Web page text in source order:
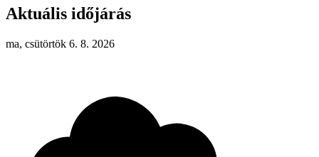
Aktuális időjárás
ma, csütörtök 6. 8. 2026